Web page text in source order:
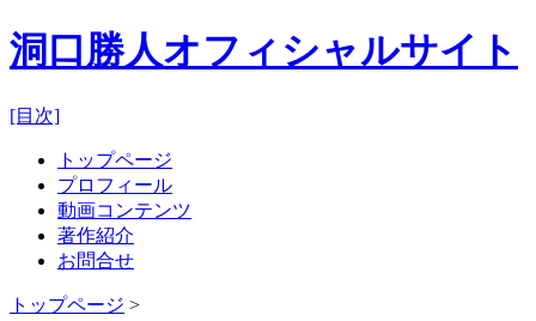
洞口勝人オフィシャルサイト
[目次]
トップページ
プロフィール
動画コンテンツ
著作紹介
お問合せ
トップページ >